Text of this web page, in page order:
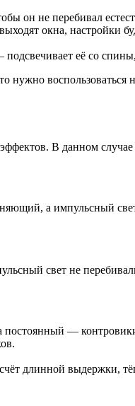
он не перебивал
окна, настройки
её со
нужно
В данном
а
свет не
постоянный —
длинной выдержки,